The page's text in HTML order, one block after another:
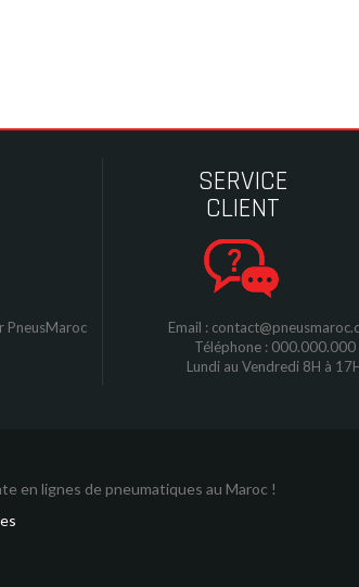
PneusMaroc
SERVICE
CLIENT
Email :
Téléphone : 000.000.000
Lundi au Vendredi 8H à
en lignes de pneumatiques au Maroc !